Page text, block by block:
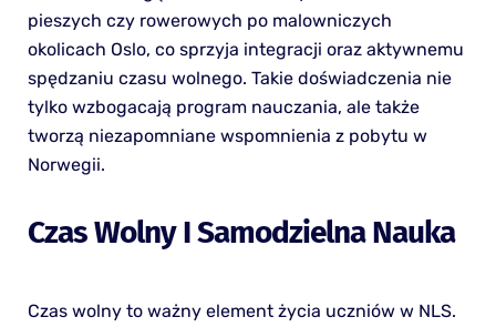
pieszych czy rowerowych po malowniczych
okolicach Oslo, co sprzyja integracji oraz aktywnemu
spędzaniu czasu wolnego. Takie doświadczenia nie
tylko wzbogacają program nauczania, ale także
tworzą niezapomniane wspomnienia z pobytu w
Norwegii.
Czas Wolny I Samodzielna Nauka
Czas wolny to ważny element życia uczniów w NLS.